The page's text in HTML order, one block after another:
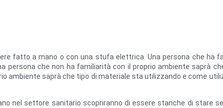
fatto a mano o con una stufa elettrica. Una persona che ha
che non ha familiarità con il proprio ambiente saprà
ambiente saprà che tipo di materiale sta utilizzando e come
nel settore sanitario scopriranno di essere stanche di stare